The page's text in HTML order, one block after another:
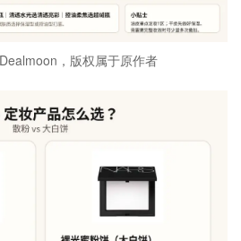
，版权属于原作者